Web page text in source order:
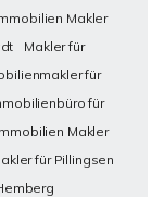
Makler
Makler für
für
für
Makler
für Pillingsen